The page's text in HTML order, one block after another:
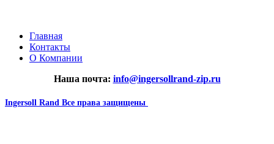
Главная
Контакты
О Компании
Наша почта: info@ingersollrand-zip.ru
Ingersoll Rand Все права защищены